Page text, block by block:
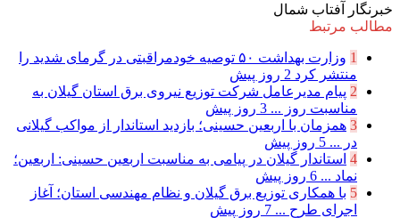
خبرنگار آفتاب شمال
مطالب مرتبط
1
وزارت بهداشت ۵۰ توصیه خودمراقبتی در گرمای شدید را
منتشر کرد 2 روز پیش
2 پیام مدیرعامل شركت توزیع نیروی برق استان گیلان به
مناسبت روز ... 3 روز پیش
3 همزمان با اربعین حسینی؛ بازدید استاندار از مواکب گیلانی
در ... 5 روز پیش
4 استاندار گیلان در پیامی به مناسبت اربعین حسینی: اربعین؛
نماد ... 6 روز پیش
5 با همکاری توزیع برق گیلان و نظام مهندسی استان؛ آغاز
اجرای طرح ... 7 روز پیش